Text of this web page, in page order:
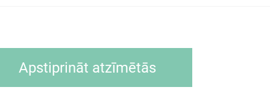
tīmekļa pārlūkprogramma (piemēram, Internet,
Apstiprināt atzīmētās